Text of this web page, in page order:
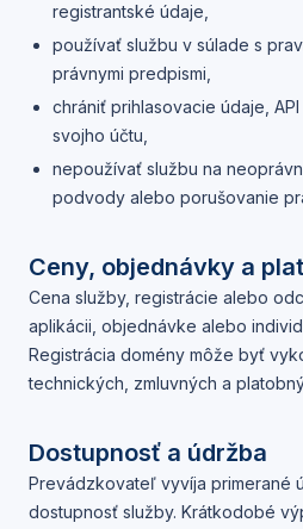
registrantské údaje,
používať službu v súlade s
právnymi predpismi,
chrániť prihlasovacie údaje,
svojho účtu,
nepoužívať službu na
podvody alebo porušovanie
Ceny, objednávky a
Cena služby, registrácie alebo
aplikácii, objednávke alebo
Registrácia domény môže byť
technických, zmluvných a
Dostupnosť a údržba
Prevádzkovateľ vyvíja primerané
dostupnosť služby. Krátkodobé